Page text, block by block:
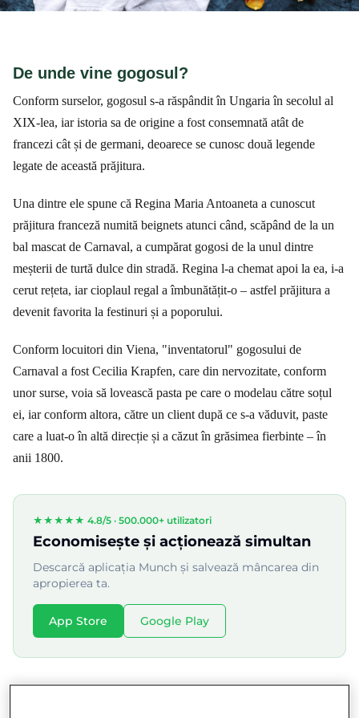
De unde vine gogosul?
Conform surselor, gogosul s-a răspândit în Ungaria în secolul al
XIX-lea, iar istoria sa de origine a fost consemnată atât de
francezi cât și de germani, deoarece se cunosc două legende
legate de această prăjitura.
Una dintre ele spune că Regina Maria Antoaneta a cunoscut
prăjitura franceză numită beignets atunci când, scăpând de la un
bal mascat de Carnaval, a cumpărat gogosi de la unul dintre
meșterii de turtă dulce din stradă. Regina l-a chemat apoi la ea, i-a
cerut rețeta, iar cioplaul regal a îmbunătățit-o – astfel prăjitura a
devenit favorita la festinuri și a poporului.
Conform locuitori din Viena, "inventatorul" gogosului de
Carnaval a fost Cecilia Krapfen, care din nervozitate, conform
unor surse, voia să lovească pasta pe care o modelau către soțul
ei, iar conform altora, către un client după ce s-a văduvit, paste
care a luat-o în altă direcție și a căzut în grăsimea fierbinte – în
anii 1800.
★★★★★ 4.8/5 · 500.000+ utilizatori
Economisește și acționează simultan
Descarcă aplicația Munch și salvează mâncarea din
apropierea ta.
App Store Google Play